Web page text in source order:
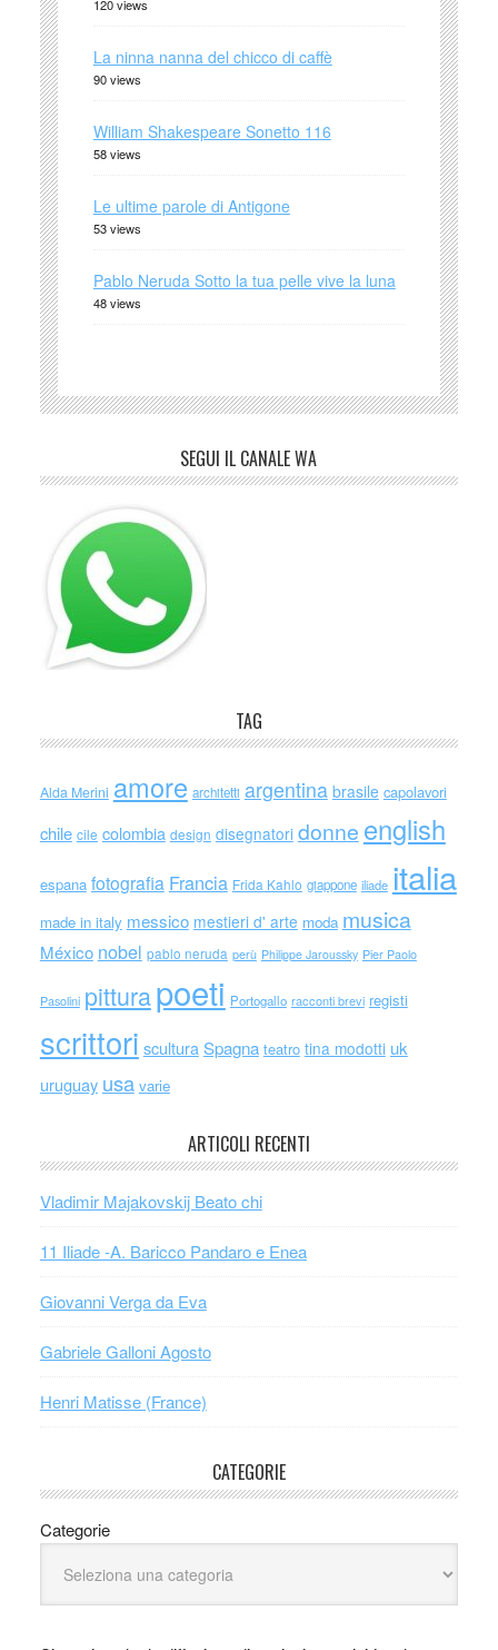
120 views
La ninna nanna del chicco di caffè
90 views
William Shakespeare Sonetto 116
58 views
Le ultime parole di Antigone
53 views
Pablo Neruda Sotto la tua pelle vive la luna
48 views
SEGUI IL CANALE WA
TAG
Alda Merini amore architetti argentina brasile capolavori
chile cile colombia design disegnatori donne english
espana fotografia Francia Frida Kahlo giappone iliade italia
made in italy messico mestieri d' arte moda musica
México nobel pablo neruda perù Philippe Jaroussky Pier Paolo
Pasolini pitturapoeti Portogallo racconti brevi registi
scrittori sculturaSpagna teatro tina modotti uk
uruguay usa varie
ARTICOLI RECENTI
Vladimir Majakovskij Beato chi
11 Iliade -A. Baricco Pandaro e Enea
Giovanni Verga da Eva
Gabriele Galloni Agosto
Henri Matisse (France)
CATEGORIE
Categorie